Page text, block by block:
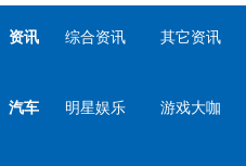
资讯 综合资讯 其它资讯
汽车 明星娱乐 游戏大咖